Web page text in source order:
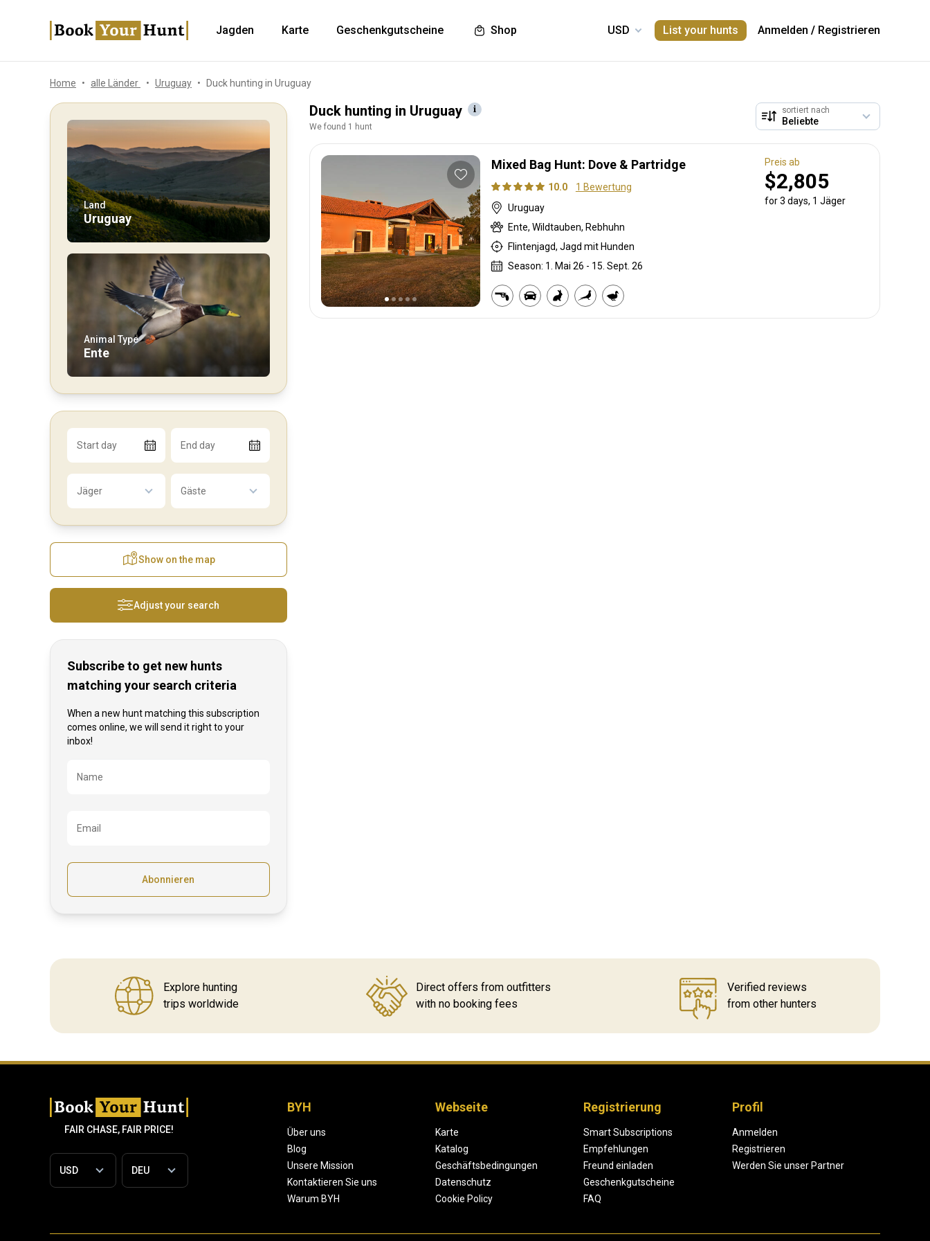
Jagden Karte Geschenkgutscheine Shop List your hunts Anmelden / Registrieren
Home alle Länder Uruguay Duck hunting in Uruguay
Land
Uruguay
Animal Type
Ente
Start day End day
Jäger Gäste
Show on the map
Adjust your search
Subscribe to get new hunts
matching your search criteria
When a new hunt matching this subscription
comes online, we will send it right to your
inbox!
Bezeichnung
Name
Email
Abonnieren
Duck hunting in Uruguay
We found 1 hunt
sortiert nach
Mixed Bag Hunt: Dove & Partridge
10.0
1 Bewertung
Uruguay
Ente, Wildtauben, Rebhuhn
Flintenjagd, Jagd mit Hunden
Season: 1. Mai 26 - 15. Sept. 26
Preis ab
$2,805
for 3 days, 1 Jäger
Explore hunting
trips worldwide
Direct offers from outfitters
with no booking fees
Verified reviews
from other hunters
FAIR CHASE, FAIR PRICE!
BYH
Über uns
Blog
Unsere Mission
Kontaktieren Sie uns
Warum BYH
Webseite
Karte
Katalog
Geschäftsbedingungen
Datenschutz
Cookie Policy
Registrierung
Smart Subscriptions
Empfehlungen
Freund einladen
Geschenkgutscheine
FAQ
Profil
Anmelden
Registrieren
Werden Sie unser Partner